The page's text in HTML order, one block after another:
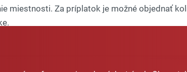
miestnosti. Za príplatok je možné objednať